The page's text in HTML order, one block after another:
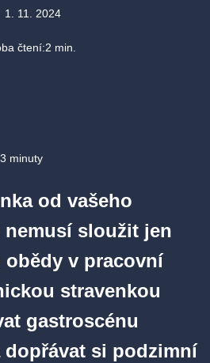
1. 11. 2024
čtení:2 min.
3 minuty
od vašeho
nemusí sloužit jen
v pracovní
stravenkou
gastroscénu
dopřávat si podzimní